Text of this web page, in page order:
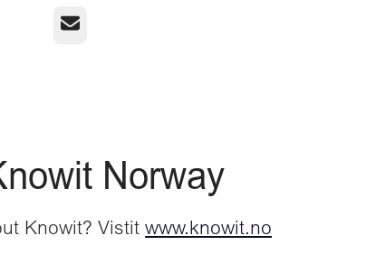
E-post
Norway
Knowit? Vistit www.knowit.no